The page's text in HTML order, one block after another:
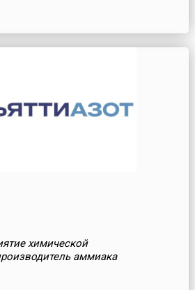
химической
аммиака